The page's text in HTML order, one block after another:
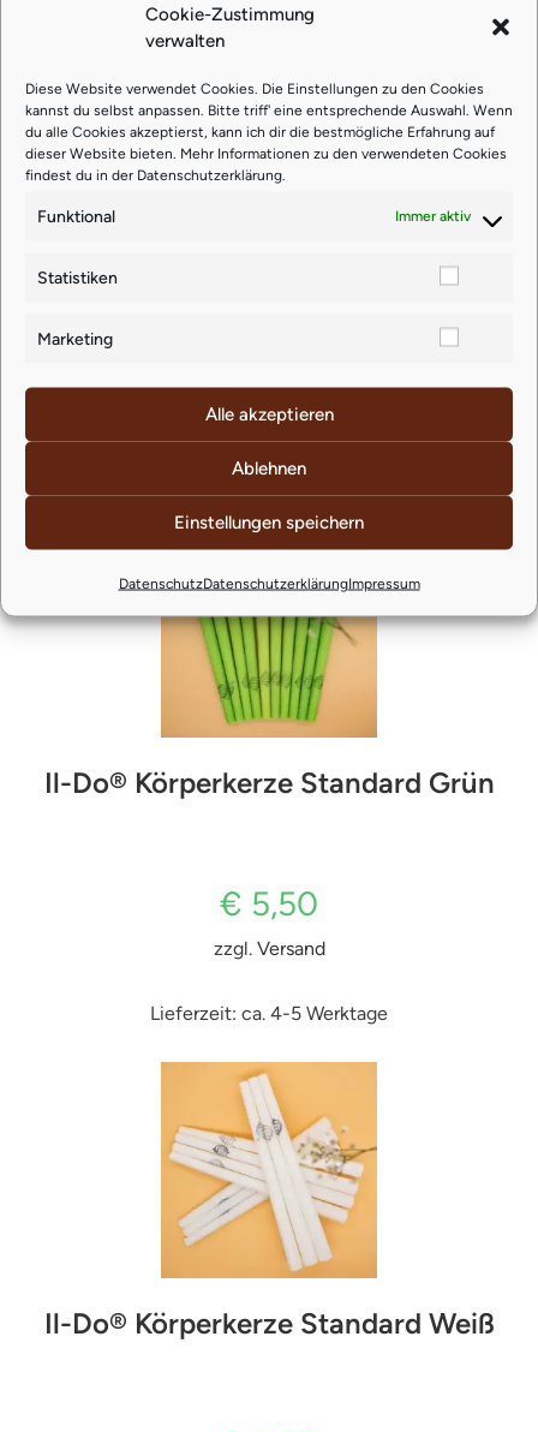
Cookie-Zustimmung
verwalten
Diese Website verwendet Cookies. Die Einstellungen zu den Cookies
kannst du selbst anpassen. Bitte triff' eine entsprechende Auswahl. Wenn
du alle Cookies akzeptierst, kann ich dir die bestmögliche Erfahrung auf
dieser Website bieten. Mehr Informationen zu den verwendeten Cookies
findest du in der Datenschutzerklärung
Funktional Immer aktiv
Statistiken
Marketing
Alle akzeptieren
Ablehnen
Einstellungen speichern
DatenschutzDatenschutzerklärungImpressum
Zitronenöl (Lemon) 15 ml (belebt
Geist & Körper)
Ähnliche Produkte
Il-Do® Körperkerze Standard Grün
€ 5,50
zzgl. Versand
Lieferzeit: ca. 4-5 Werktage
Il-Do® Körperkerze Standard Weiß